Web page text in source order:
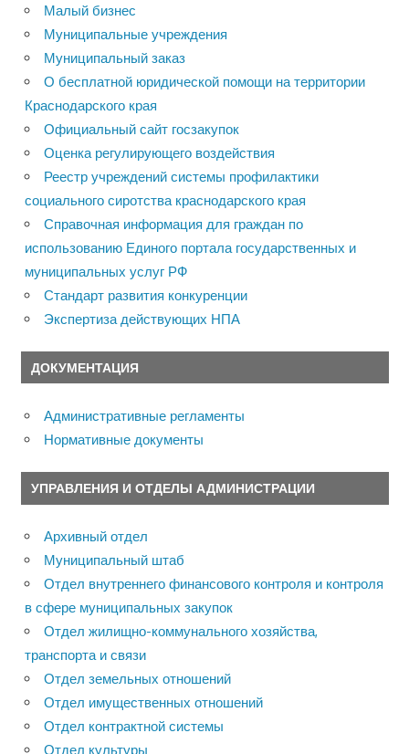
Малый бизнес
Муниципальные учреждения
Муниципальный заказ
О бесплатной юридической помощи на территории
Краснодарского края
Официальный сайт госзакупок
Оценка регулирующего воздействия
Реестр учреждений системы профилактики
социального сиротства краснодарского края
Справочная информация для граждан по
использованию Единого портала государственных и
муниципальных услуг РФ
Стандарт развития конкуренции
Экспертиза действующих НПА
ДОКУМЕНТАЦИЯ
Административные регламенты
Нормативные документы
УПРАВЛЕНИЯ И ОТДЕЛЫ АДМИНИСТРАЦИИ
Архивный отдел
Муниципальный штаб
Отдел внутреннего финансового контроля и контроля
в сфере муниципальных закупок
Отдел жилищно-коммунального хозяйства,
транспорта и связи
Отдел земельных отношений
Отдел имущественных отношений
Отдел контрактной системы
Отдел культуры